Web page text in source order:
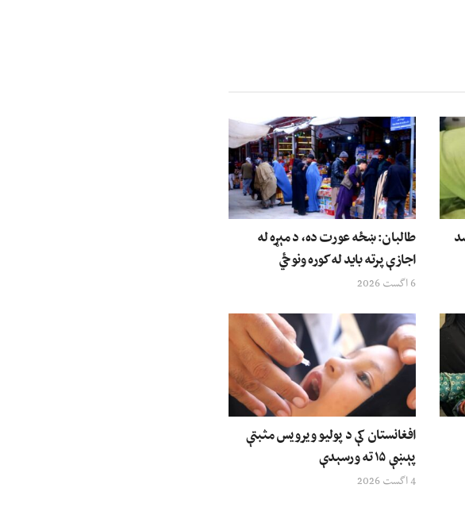
طالبان: ښځه عورت ده، د مېړه له
اجازې پرته باید له کوره ونوځي
6 اگست 2026
افغانستان کې د پولیو ویرویس مثبتې
پېښې ۱۵ ته ورسېدې
4 اگست 2026